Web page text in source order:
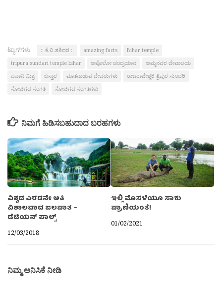
ಟ್ಯಾಗ್‌ಗಳು: :: ಕೆ.ವಿ.ಶಶಿದರ :: amazing facts
Bihar temple
tripura sundari temple bihar
ಅಪೊಲೋ ಚಂದ್ರಯಾನ
ಅಮ್ಮನವರ ದೇವಾಲಯ
ಬವಾನಿ ಮಿಶ್ರ
ಬಸ್ತಾರ ಮಾತನಾಡುವ ದೇವರುಗಳು
ರಾಜರಾಜೇಶ್ವರಿ ತ್ರಿಪುರ ಸುಂದರಿ
ಸೋಜಿಗದ ಸಂಗತಿ
ಸೋಜಿಗದ ಸಂಗತಿಗಳು
ನಿಮಗೆ ಹಿಡಿಸಬಹುದಾದ ಬರಹಗಳು
ವಿಶ್ವದ ಎರಡನೇ ಅತಿ
ವಿಶಾಲವಾದ ಜಲಪಾತ –
ಡೆಟಿಯನ್ ಪಾಲ್ಸ್
12/03/2018
ಇಲ್ಲಿ ಮೊಸಳೆಯೂ ಸಾಕು
ಪ್ರಾಣಿಯಂತೆ!
01/02/2021
ನಿಮ್ಮ ಅನಿಸಿಕೆ ನೀಡಿ